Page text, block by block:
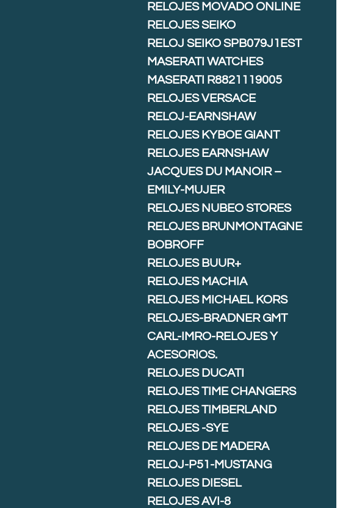
RELOJES MOVADO ONLINE
RELOJES SEIKO
RELOJ SEIKO SPB079J1EST
MASERATI WATCHES
MASERATI R8821119005
RELOJES VERSACE
RELOJ-EARNSHAW
RELOJES KYBOE GIANT
RELOJES EARNSHAW
JACQUES DU MANOIR –
EMILY-MUJER
RELOJES NUBEO STORES
RELOJES BRUNMONTAGNE
BOBROFF
RELOJES BUUR+
RELOJES MACHIA
RELOJES MICHAEL KORS
RELOJES-BRADNER GMT
CARL-IMRO-RELOJES Y
ACESORIOS.
RELOJES DUCATI
RELOJES TIME CHANGERS
RELOJES TIMBERLAND
RELOJES -SYE
RELOJES DE MADERA
RELOJ-P51-MUSTANG
RELOJES DIESEL
RELOJES AVI-8